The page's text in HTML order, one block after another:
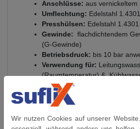
Anschlüsse: aus vernickeltem
Umflechtung: Edelstahl 1.4301
Presshülsen: Edelstahl 1.4301
Gewinde: flachdichtendem
(G-Gewinde)
Betriebsdruck: bis 10 bar
Verwendung für:
(Raumtemperatur) &
Glykolbeimischung (max. 50%)
Temperaturbereich: einsetzbar -
(nach DVGW mit Pflichtangabe
anzugeben)
Trinkwasserberührte
Wir nutzen Cookies auf unserer